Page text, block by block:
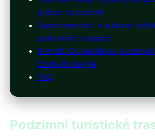
počasí na podzim
Gastronomické a kulturní
podzimních trasách
Shrnutí: Co nabídnou
Emilii-Romagně
FAQ
Podzimní turistické